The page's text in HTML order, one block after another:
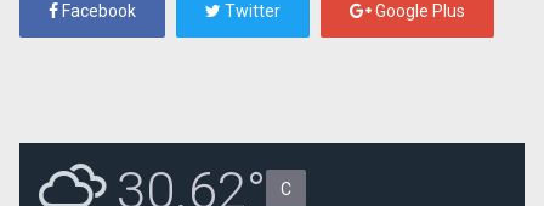
Facebook Twitter Google Plus
30.62° C